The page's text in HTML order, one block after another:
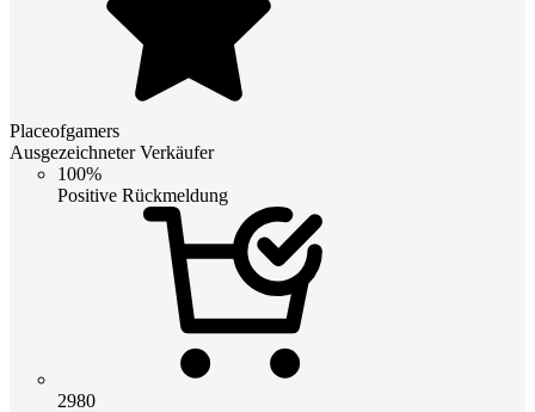
Placeofgamers
Ausgezeichneter Verkäufer
100%
Positive Rückmeldung
2980